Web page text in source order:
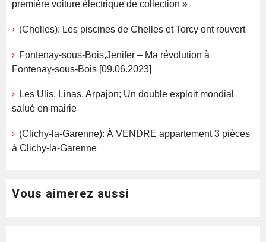
première voiture électrique de collection »
(Chelles): Les piscines de Chelles et Torcy ont rouvert
Fontenay-sous-Bois,Jenifer – Ma révolution à
Fontenay-sous-Bois [09.06.2023]
Les Ulis, Linas, Arpajon; Un double exploit mondial
salué en mairie
(Clichy-la-Garenne): À VENDRE appartement 3 pièces
à Clichy-la-Garenne
Vous aimerez aussi